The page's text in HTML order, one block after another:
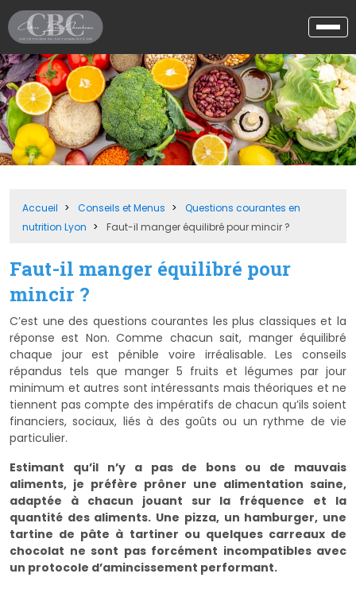
Accueil Conseils et Menus
Questions courantes en
nutrition Lyon
Faut-il manger équilibré pour mincir ?
Faut-il manger équilibré pour
mincir ?
C’est une des questions courantes les plus classiques et la
réponse est Non. Comme chacun sait, manger équilibré
chaque jour est pénible voire irréalisable. Les conseils
répandus tels que manger 5 fruits et légumes par jour
minimum et autres sont intéressants mais théoriques et ne
tiennent pas compte des impératifs de chacun qu’ils soient
financiers, sociaux, liés à des goûts ou un rythme de vie
particulier.
Estimant qu’il n’y a pas de bons ou de mauvais
aliments, je préfère prôner une alimentation saine,
adaptée à chacun jouant sur la fréquence et la
quantité des aliments. Une pizza, un hamburger, une
tartine de pâte à tartiner ou quelques carreaux de
chocolat ne sont pas forcément incompatibles avec
un protocole d’amincissement performant.